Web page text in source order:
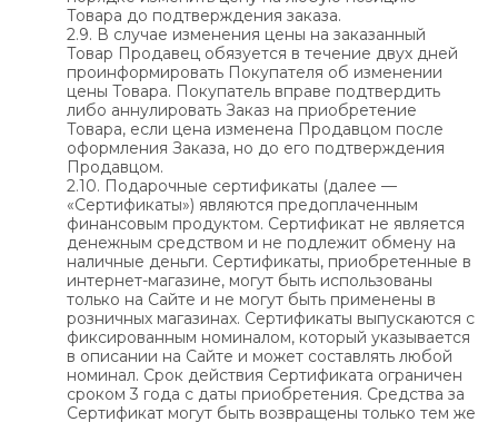
Товара до подтверждения заказа.
2.9. В случае изменения цены на заказанный
Товар Продавец обязуется в течение двух дней
проинформировать Покупателя об изменении
цены Товара. Покупатель вправе подтвердить
либо аннулировать Заказ на приобретение
Товара, если цена изменена Продавцом после
оформления Заказа, но до его подтверждения
Продавцом.
2.10. Подарочные сертификаты (далее —
«Сертификаты») являются предоплаченным
финансовым продуктом. Сертификат не является
денежным средством и не подлежит обмену на
наличные деньги. Сертификаты, приобретенные в
интернет-магазине, могут быть использованы
только на Сайте и не могут быть применены в
розничных магазинах. Сертификаты выпускаются с
фиксированным номиналом, который указывается
в описании на Сайте и может составлять любой
номинал. Срок действия Сертификата ограничен
сроком 3 года с даты приобретения. Средства за
Сертификат могут быть возвращены только тем же